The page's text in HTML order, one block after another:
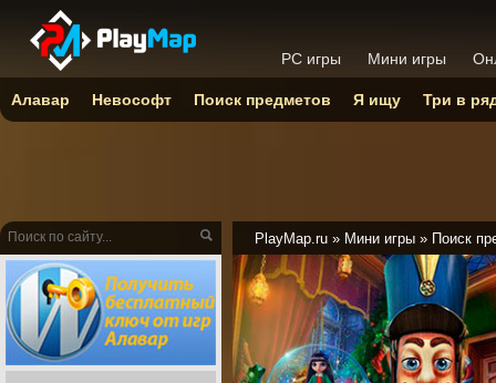
PlayMap.ru » Мини игры » Поиск
PC игры Мини игры
Алавар Невософт Поиск предметов Я ищу Три в